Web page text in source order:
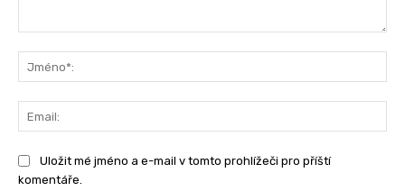
Uložit mé jméno a e-mail v tomto prohlížeči pro příští
komentáře.